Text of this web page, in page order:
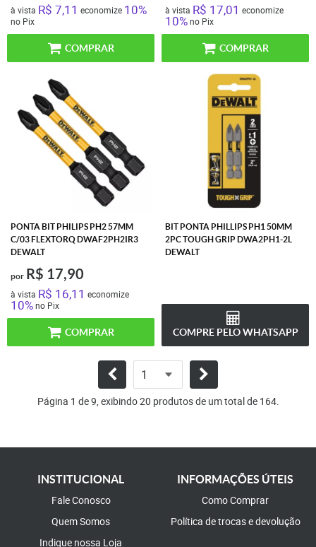
à vista R$ 7,11 economize 10%
no Pix
COMPRAR
à vista R$ 17,01 economize
10%no Pix
COMPRAR
PONTA BIT PHILIPS PH2 57MM
C/03 FLEXTORQ DWAF2PH2IR3
DEWALT
por R$ 17,90
à vista R$ 16,11 economize
10%no Pix
COMPRAR
BIT PONTA PHILLIPS PH1 50MM
2PC TOUGH GRIP DWA2PH1-2L
DEWALT
COMPRE PELO WHATSAPP
Página 1 de 9, exibindo 20 produtos de um total de 164.
INSTITUCIONAL
Fale Conosco
Quem Somos
Indique nossa Loja
INFORMAÇÕES ÚTEIS
Como Comprar
Política de trocas e devolução